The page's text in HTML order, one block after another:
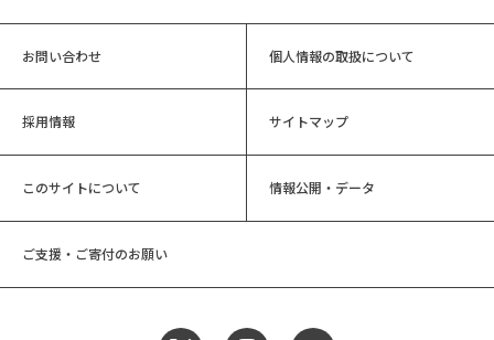
お問い合わせ 個人情報の取扱について
採用情報 サイトマップ
このサイトについて 情報公開・データ
ご支援・ご寄付のお願い